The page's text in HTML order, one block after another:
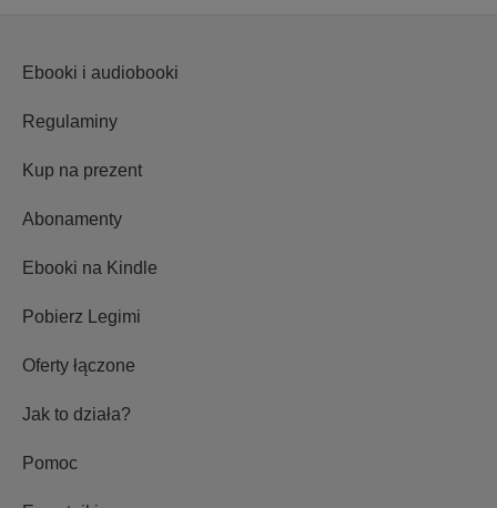
Ebooki i audiobooki
Regulaminy
Kup na prezent
Abonamenty
Ebooki na Kindle
Pobierz Legimi
Oferty łączone
Jak to działa?
Pomoc